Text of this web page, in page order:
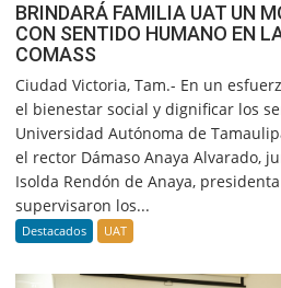
BRINDARÁ FAMILIA UAT UN
CON SENTIDO HUMANO EN
COMASS
Ciudad Victoria, Tam.- En un
el bienestar social y dignificar los
Universidad Autónoma de
el rector Dámaso Anaya Alvarado,
Isolda Rendón de Anaya,
supervisaron los...
Destacados UAT